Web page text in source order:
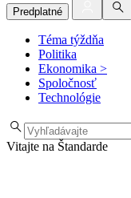
Predplatné
Téma týždňa
Politika
Ekonomika >
Spoločnosť
Technológie
Vitajte na Štandarde